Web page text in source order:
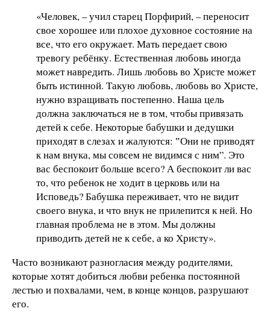
«Человек, – учил старец Порфирий, – переносит
свое хорошее или плохое духовное состояние на
все, что его окружает. Мать передает свою
тревогу ребёнку. Естественная любовь иногда
может навредить. Лишь любовь во Христе может
быть истинной. Такую любовь, любовь во Христе,
нужно взращивать постепенно. Наша цель
должна заключаться не в том, чтобы привязать
детей к себе. Некоторые бабушки и дедушки
приходят в слезах и жалуются: ‟Они не приводят
к нам внука, мы совсем не видимся с ним”. Это
вас беспокоит больше всего? А беспокоит ли вас
то, что ребенок не ходит в церковь или на
Исповедь? Бабушка переживает, что не видит
своего внука, и что внук не прилепится к ней. Но
главная проблема не в этом. Мы должны
приводить детей не к себе, а ко Христу».
Часто возникают разногласия между родителями,
которые хотят добиться любви ребенка постоянной
лестью и похвалами, чем, в конце концов, разрушают
его.